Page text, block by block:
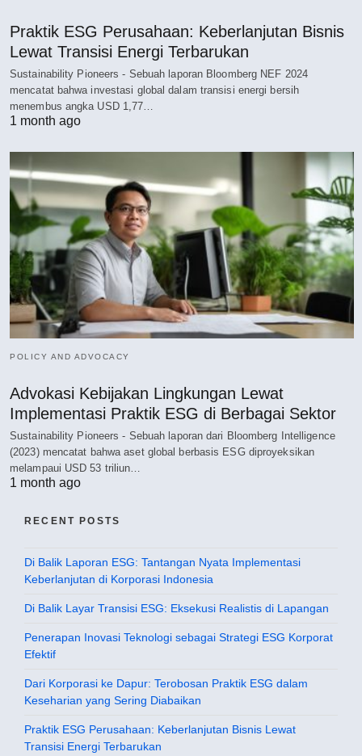
Praktik ESG Perusahaan: Keberlanjutan Bisnis
Lewat Transisi Energi Terbarukan
Sustainability Pioneers - Sebuah laporan Bloomberg NEF 2024
mencatat bahwa investasi global dalam transisi energi bersih
menembus angka USD 1,77…
1 month ago
POLICY AND ADVOCACY
Advokasi Kebijakan Lingkungan Lewat
Implementasi Praktik ESG di Berbagai Sektor
Sustainability Pioneers - Sebuah laporan dari Bloomberg Intelligence
(2023) mencatat bahwa aset global berbasis ESG diproyeksikan
melampaui USD 53 triliun…
1 month ago
RECENT POSTS
Di Balik Laporan ESG: Tantangan Nyata Implementasi
Keberlanjutan di Korporasi Indonesia
Di Balik Layar Transisi ESG: Eksekusi Realistis di Lapangan
Penerapan Inovasi Teknologi sebagai Strategi ESG Korporat
Efektif
Dari Korporasi ke Dapur: Terobosan Praktik ESG dalam
Keseharian yang Sering Diabaikan
Praktik ESG Perusahaan: Keberlanjutan Bisnis Lewat
Transisi Energi Terbarukan